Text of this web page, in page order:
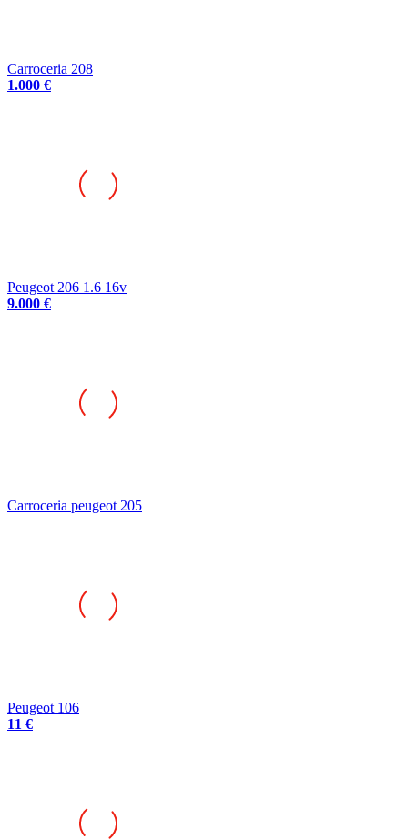
Carroceria 208
1.000 €
Peugeot 206 1.6 16v
9.000 €
Carroceria peugeot 205
Peugeot 106
11 €